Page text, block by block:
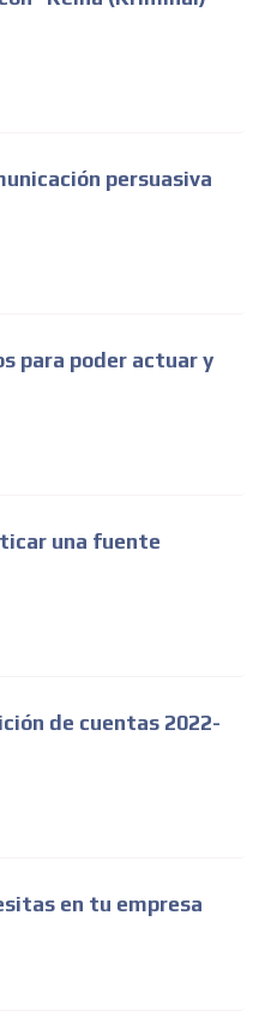
persuasiva
para poder actuar y
una fuente
de cuentas 2022-
en tu empresa